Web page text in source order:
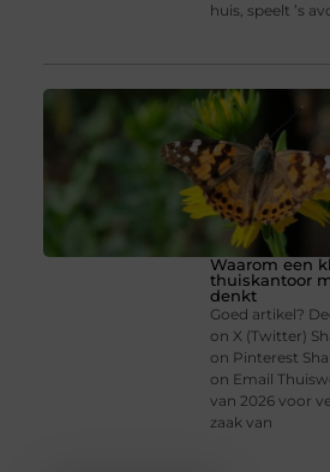
huis, speelt ’s
Waarom een
thuiskantoor
denkt
Goed artikel?
on X (Twitter)
on Pinterest
on Email
van 2026 voor
zaak van